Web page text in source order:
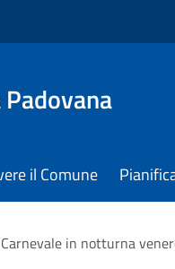
il Comune
Carnevale in notturna